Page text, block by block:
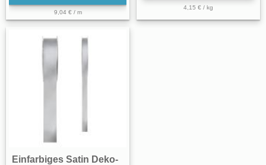
9,04 € / m
4,15 € / kg
Einfarbiges Satin Deko-